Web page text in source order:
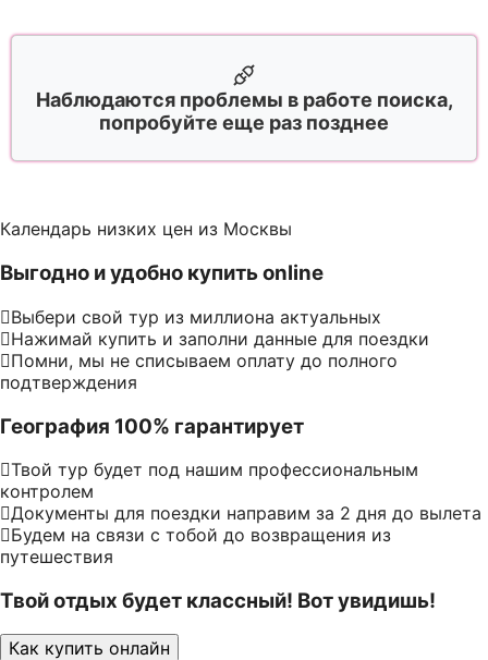
Наблюдаются проблемы в работе поиска,
попробуйте еще раз позднее
Календарь низких цен из Москвы
Выгодно и удобно купить online
Выбери свой тур из миллиона актуальных
Нажимай купить и заполни данные для поездки
Помни, мы не списываем оплату до полного
подтверждения
География 100% гарантирует
Твой тур будет под нашим профессиональным
контролем
Документы для поездки направим за 2 дня до вылета
Будем на связи с тобой до возвращения из
путешествия
Твой отдых будет классный! Вот увидишь!
Как купить онлайн